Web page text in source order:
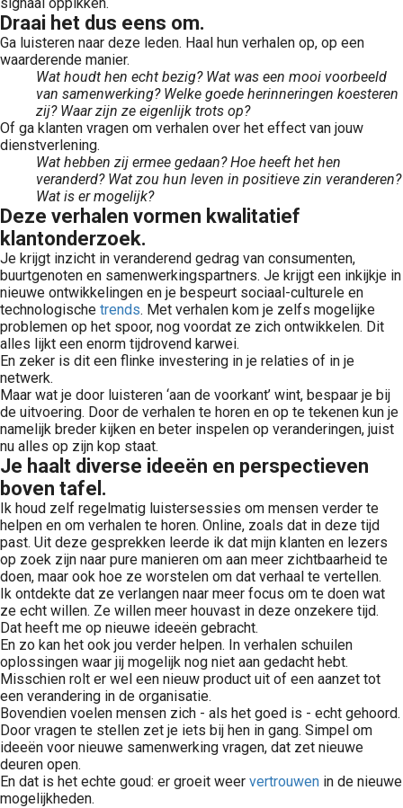
Draai het dus eens om.
Ga luisteren naar deze leden. Haal hun verhalen op, op een
waarderende manier.
Wat houdt hen echt bezig? Wat was een mooi voorbeeld
van samenwerking? Welke goede herinneringen koesteren
zij? Waar zijn ze eigenlijk trots op?
Of ga klanten vragen om verhalen over het effect van jouw
dienstverlening.
Wat hebben zij ermee gedaan? Hoe heeft het hen
veranderd? Wat zou hun leven in positieve zin veranderen?
Wat is er mogelijk?
Deze verhalen vormen kwalitatief
klantonderzoek.
Je krijgt inzicht in veranderend gedrag van consumenten,
buurtgenoten en samenwerkingspartners. Je krijgt een inkijkje in
nieuwe ontwikkelingen en je bespeurt sociaal-culturele en
technologische trends. Met verhalen kom je zelfs mogelijke
problemen op het spoor, nog voordat ze zich ontwikkelen. Dit
alles lijkt een enorm tijdrovend karwei.
En zeker is dit een flinke investering in je relaties of in je
netwerk.
Maar wat je door luisteren ‘aan de voorkant’ wint, bespaar je bij
de uitvoering. Door de verhalen te horen en op te tekenen kun je
namelijk breder kijken en beter inspelen op veranderingen, juist
nu alles op zijn kop staat.
Je haalt diverse ideeën en perspectieven
boven tafel.
Ik houd zelf regelmatig luistersessies om mensen verder te
helpen en om verhalen te horen. Online, zoals dat in deze tijd
past. Uit deze gesprekken leerde ik dat mijn klanten en lezers
op zoek zijn naar pure manieren om aan meer zichtbaarheid te
doen, maar ook hoe ze worstelen om dat verhaal te vertellen.
Ik ontdekte dat ze verlangen naar meer focus om te doen wat
ze echt willen. Ze willen meer houvast in deze onzekere tijd.
Dat heeft me op nieuwe ideeën gebracht.
En zo kan het ook jou verder helpen. In verhalen schuilen
oplossingen waar jij mogelijk nog niet aan gedacht hebt.
Misschien rolt er wel een nieuw product uit of een aanzet tot
een verandering in de organisatie.
Bovendien voelen mensen zich - als het goed is - echt gehoord.
Door vragen te stellen zet je iets bij hen in gang. Simpel om
ideeën voor nieuwe samenwerking vragen, dat zet nieuwe
deuren open.
En dat is het echte goud: er groeit weer vertrouwen in de nieuwe
mogelijkheden.